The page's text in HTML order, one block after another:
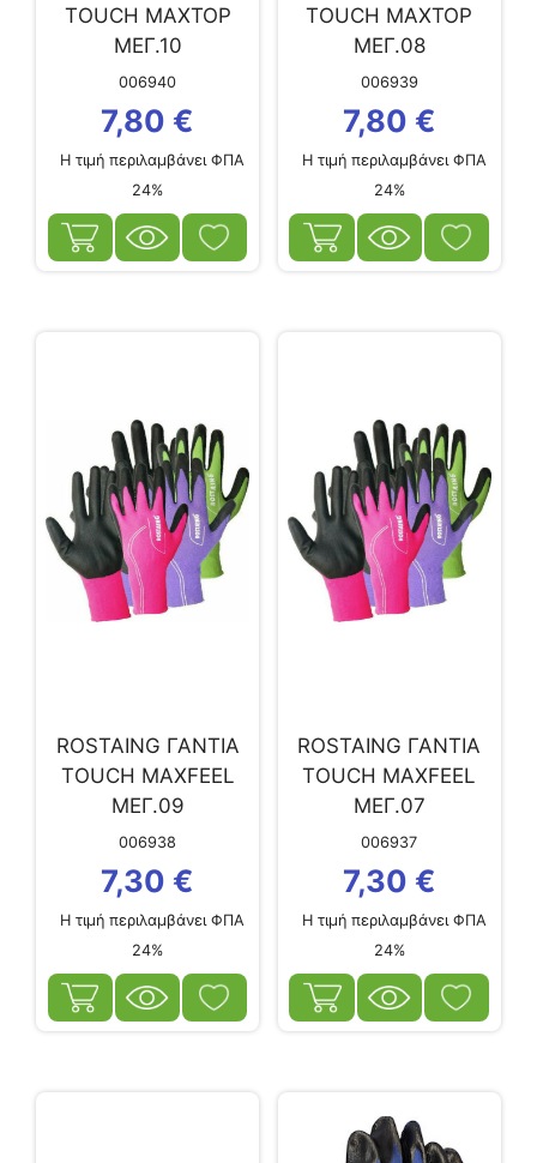
ΤOUCH MAXTOP
ΜΕΓ.10
006940
7,80 €
Η τιμή περιλαμβάνει ΦΠΑ
24%
ΤOUCH MAXTOP
ΜΕΓ.08
006939
7,80 €
Η τιμή περιλαμβάνει ΦΠΑ
24%
ROSTAING ΓΑΝΤΙΑ
ΤOUCH MAXFEEL
ΜΕΓ.09
006938
7,30 €
Η τιμή περιλαμβάνει ΦΠΑ
24%
ROSTAING ΓΑΝΤΙΑ
ΤOUCH MAXFEEL
ΜΕΓ.07
006937
7,30 €
Η τιμή περιλαμβάνει ΦΠΑ
24%